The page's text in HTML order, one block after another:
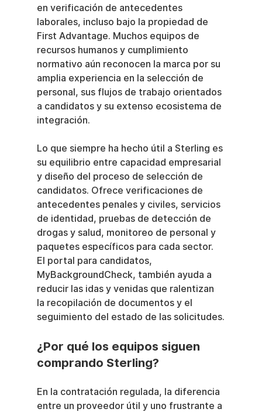
en verificación de antecedentes
laborales, incluso bajo la propiedad de
First Advantage. Muchos equipos de
recursos humanos y cumplimiento
normativo aún reconocen la marca por su
amplia experiencia en la selección de
personal, sus flujos de trabajo orientados
a candidatos y su extenso ecosistema de
integración.
Lo que siempre ha hecho útil a Sterling es
su equilibrio entre capacidad empresarial
y diseño del proceso de selección de
candidatos. Ofrece verificaciones de
antecedentes penales y civiles, servicios
de identidad, pruebas de detección de
drogas y salud, monitoreo de personal y
paquetes específicos para cada sector.
El portal para candidatos,
MyBackgroundCheck, también ayuda a
reducir las idas y venidas que ralentizan
la recopilación de documentos y el
seguimiento del estado de las solicitudes.
¿Por qué los equipos siguen
comprando Sterling?
En la contratación regulada, la diferencia
entre un proveedor útil y uno frustrante a